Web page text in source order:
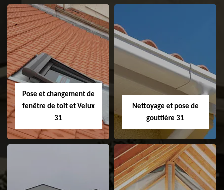
Couvreur 31
Etanchéité de
faitage et faitière
31
Pose et changement de
fenêtre de toit et Velux
31
Nettoyage et pose de
gouttière 31